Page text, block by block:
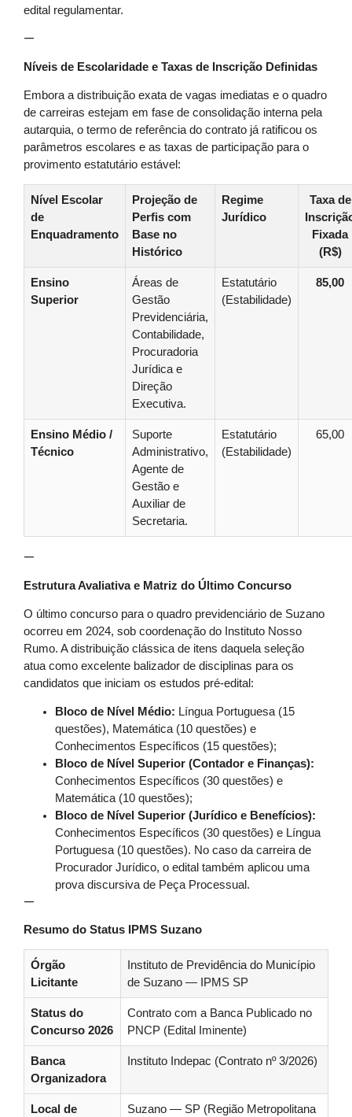
edital regulamentar.
—
Níveis de Escolaridade e Taxas de Inscrição Definidas
Embora a distribuição exata de vagas imediatas e o quadro
de carreiras estejam em fase de consolidação interna pela
autarquia, o termo de referência do contrato já ratificou os
parâmetros escolares e as taxas de participação para o
provimento estatutário estável:
Nível Escolar
de
Enquadramento
Projeção de
Perfis com
Base no
Histórico
Regime
Jurídico
Taxa de
Fixada
(R$)
Ensino
Superior
Áreas de
Gestão
Previdenciária,
Contabilidade,
Procuradoria
Jurídica e
Direção
Executiva.
Estatutário
(Estabilidade)
85,00
Ensino Médio /
Técnico
Suporte
Administrativo,
Agente de
Gestão e
Auxiliar de
Secretaria.
Estatutário
(Estabilidade)
65,00
—
Estrutura Avaliativa e Matriz do Último Concurso
O último concurso para o quadro previdenciário de Suzano
ocorreu em 2024, sob coordenação do Instituto Nosso
Rumo. A distribuição clássica de itens daquela seleção
atua como excelente balizador de disciplinas para os
candidatos que iniciam os estudos pré-edital:
Bloco de Nível Médio: Língua Portuguesa (15
questões), Matemática (10 questões) e
Conhecimentos Específicos (15 questões);
Bloco de Nível Superior (Contador e Finanças):
Conhecimentos Específicos (30 questões) e
Matemática (10 questões);
Bloco de Nível Superior (Jurídico e Benefícios):
Conhecimentos Específicos (30 questões) e Língua
Portuguesa (10 questões). No caso da carreira de
Procurador Jurídico, o edital também aplicou uma
prova discursiva de Peça Processual.
—
Resumo do Status IPMS Suzano
Órgão
Licitante
Instituto de Previdência do Município
de Suzano — IPMS SP
Status do
Concurso 2026
Contrato com a Banca Publicado no
PNCP (Edital Iminente)
Banca
Organizadora
Instituto Indepac (Contrato nº 3/2026)
Local de
Suzano — SP (Região Metropolitana